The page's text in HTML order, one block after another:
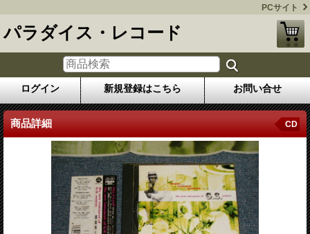
PCサイト
パラダイス・レコード
ログイン 新規登録はこちら お問い合せ
商品詳細 CD